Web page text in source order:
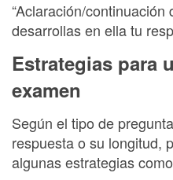
“Aclaración/continuación
desarrollas en ella tu
Estrategias para
examen
Según el tipo de
respuesta o su longitud,
algunas estrategias